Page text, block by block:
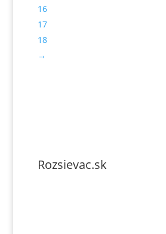
16
17
18
→
Rozsievac.sk